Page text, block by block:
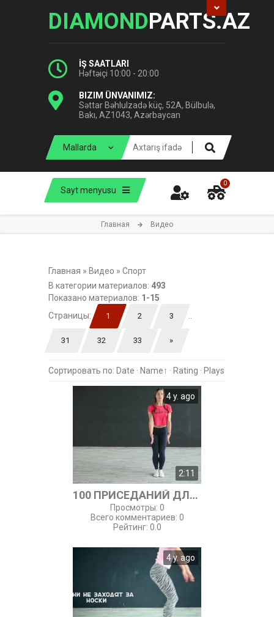
DIAMONDPARTS.AZ
İŞ SAATLARI
Həftəiçi 10:00 - 20:00
BIZIM ÜNVANIMIZ:
Səttar Bəhlulzadə küç, 52A, Bülbulə,
Bakı, AZ1043, Azərbaycan
Sayt menyusu
0
Главная Видео
Главная » Видео » Спорт
В категории материалов: 493
Показано материалов: 1-15
Страницы: 1 2 3
31 32 33 »
Сортировать по: Date · Name↑ · Rating · Plays
4 y. ago
2:11
100 ПРИСЕДАНИЙ ДЛЯ КРАСИВОЙ ПОПЫ
Просмотры: 0
Всего комментариев: 0
Рейтинг: 0.0
4 y. ago